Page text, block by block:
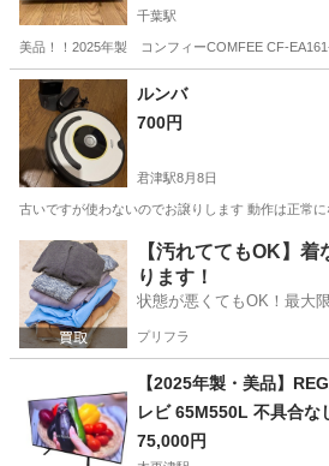
千葉駅
美品！！2025年製 コンフィーCOMFEE CF-
千葉 千葉市 千葉駅
ルンバ
700円
君津駅8月8日
古いですが使わないのでお譲りします 動作は正常
千葉 君津市 君津駅 生活家電
【汚れててもOK】
ります！
状態が悪くてもOK！最大
プリフラ
【2025年製・美品】
レビ 65M550L 不具合
75,000円